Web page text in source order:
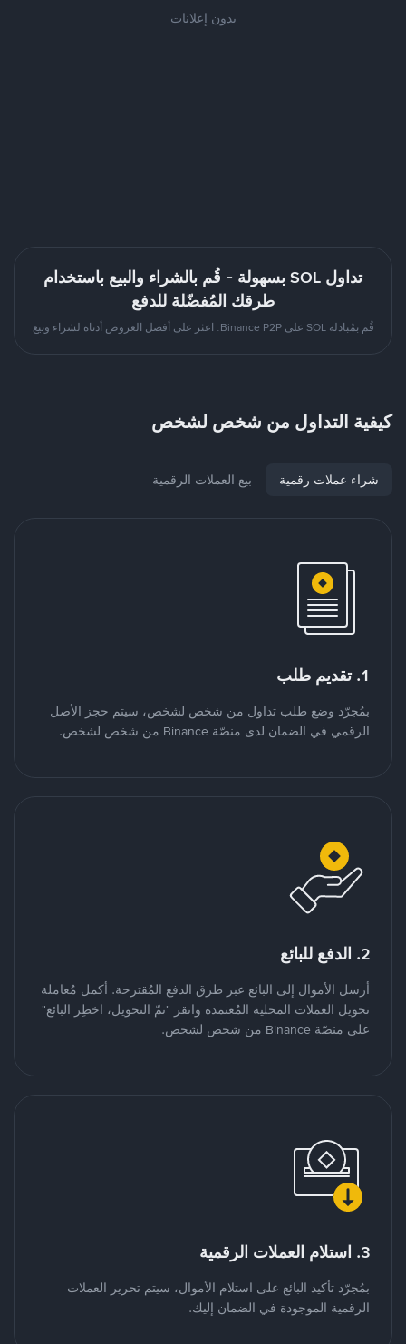
بدون إعلانات
تداول SOL بسهولة - قُم بالشراء والبيع باستخدام
طرقك المُفضّلة للدفع
قُم بمُبادلة SOL على Binance P2P. اعثر على أفضل العروض أدناه لشراء وبيع
كيفية التداول من شخص لشخص
شراء عملات رقمية بيع العملات الرقمية
1. تقديم طلب
بمُجرّد وضع طلب تداول من شخص لشخص، سيتم حجز الأصل
الرقمي في الضمان لدى منصّة Binance من شخص لشخص.
2. الدفع للبائع
أرسل الأموال إلى البائع عبر طرق الدفع المُقترحة. أكمل مُعاملة
تحويل العملات المحلية المُعتمدة وانقر "تمّ التحويل، اخطِر البائع"
على منصّة Binance من شخص لشخص.
3. استلام العملات الرقمية
بمُجرّد تأكيد البائع على استلام الأموال، سيتم تحرير العملات
الرقمية الموجودة في الضمان إليك.